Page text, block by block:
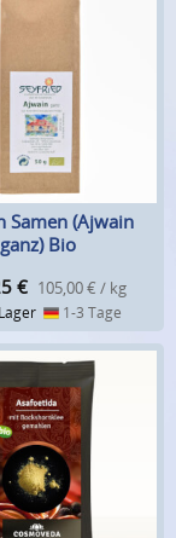
Samen (Ajwain
ganz) Bio
€ 105,00 € / kg
1-3 Tage